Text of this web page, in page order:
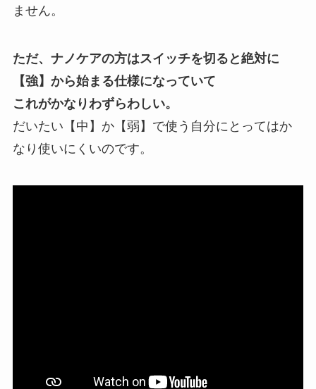
ません。
ただ、ナノケアの方はスイッチを切ると絶対に
【強】から始まる仕様になっていて
これがかなりわずらわしい。
だいたい【中】か【弱】で使う自分にとってはか
なり使いにくいのです。